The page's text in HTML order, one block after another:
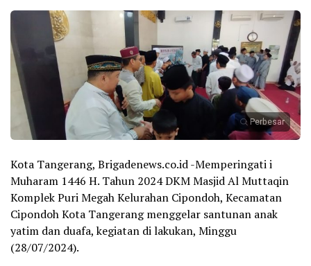
Perbesar
Kota Tangerang, Brigadenews.co.id -Memperingati i
Muharam 1446 H. Tahun 2024 DKM Masjid Al Muttaqin
Komplek Puri Megah Kelurahan Cipondoh, Kecamatan
Cipondoh Kota Tangerang menggelar santunan anak
yatim dan duafa, kegiatan di lakukan, Minggu
(28/07/2024).